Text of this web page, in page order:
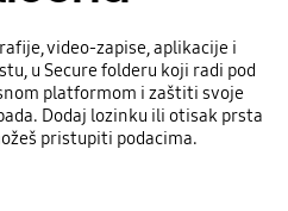
video-zapise, aplikacije i
u Secure folderu koji radi pod
platformom i zaštiti svoje
Dodaj lozinku ili otisak prsta
pristupiti podacima.